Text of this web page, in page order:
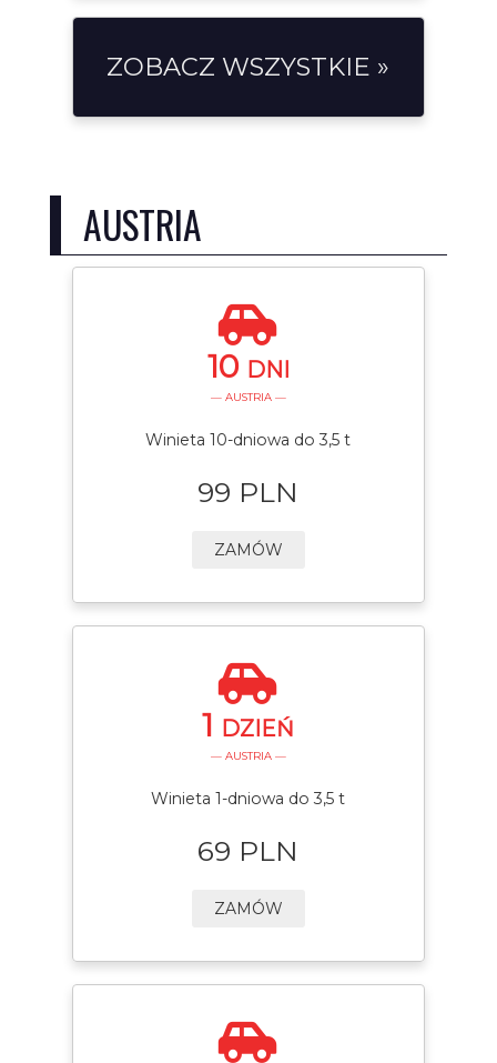
ZOBACZ WSZYSTKIE »
AUSTRIA
10 DNI
— AUSTRIA —
Winieta 10-dniowa do 3,5 t
99 PLN
ZAMÓW
1 DZIEŃ
— AUSTRIA —
Winieta 1-dniowa do 3,5 t
69 PLN
ZAMÓW